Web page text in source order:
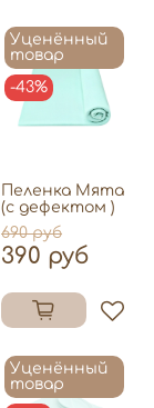
Уценённый
товар
-43%
Пеленка Мята
(с дефектом )
690 руб
390 руб
Уценённый
товар